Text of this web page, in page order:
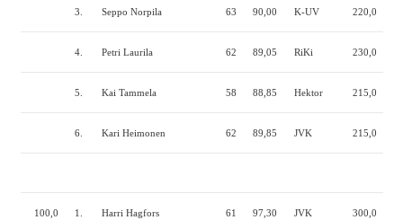
3. Seppo Norpila 63 90,00 K-UV 220,0
4. Petri Laurila 62 89,05 RiKi 230,0
5. Kai Tammela 58 88,85 Hektor 215,0
6. Kari Heimonen 62 89,85 JVK 215,0
100,0 1. Harri Hagfors 61 97,30 JVK 300,0